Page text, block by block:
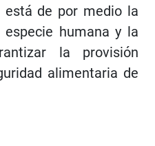
de por medio la
humana y la
la provisión
alimentaria de